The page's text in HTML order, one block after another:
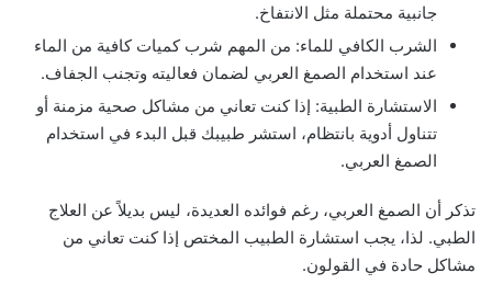
جانبية محتملة مثل الانتفاخ.
الشرب الكافي للماء: من المهم شرب كميات كافية من الماء
عند استخدام الصمغ العربي لضمان فعاليته وتجنب الجفاف.
الاستشارة الطبية: إذا كنت تعاني من مشاكل صحية مزمنة أو
تتناول أدوية بانتظام، استشر طبيبك قبل البدء في استخدام
الصمغ العربي.
تذكر أن الصمغ العربي، رغم فوائده العديدة، ليس بديلاً عن العلاج
الطبي. لذا، يجب استشارة الطبيب المختص إذا كنت تعاني من
مشاكل حادة في القولون.